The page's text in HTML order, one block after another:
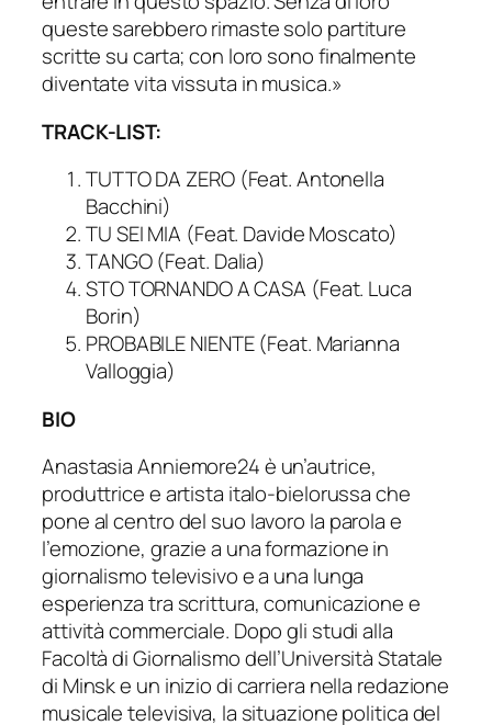
queste sarebbero rimaste solo partiture
scritte su carta; con loro sono finalmente
diventate vita vissuta in musica.»
TRACK-LIST:
TUTTO DA ZERO (Feat. Antonella
Bacchini)
TU SEI MIA (Feat. Davide Moscato)
TANGO (Feat. Dalia)
STO TORNANDO A CASA (Feat. Luca
Borin)
PROBABILE NIENTE (Feat. Marianna
Valloggia)
BIO
Anastasia Anniemore24 è un’autrice,
produttrice e artista italo-bielorussa che
pone al centro del suo lavoro la parola e
l’emozione, grazie a una formazione in
giornalismo televisivo e a una lunga
esperienza tra scrittura, comunicazione e
attività commerciale. Dopo gli studi alla
Facoltà di Giornalismo dell’Università Statale
di Minsk e un inizio di carriera nella redazione
musicale televisiva, la situazione politica del